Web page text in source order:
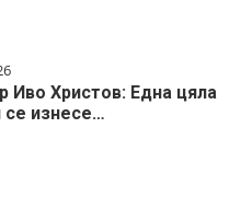
Иво Христов: Една цяла
се изнесе…